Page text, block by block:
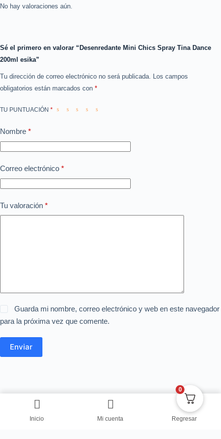
No hay valoraciones aún.
Sé el primero en valorar “Desenredante Mini Chics Spray Tina Dance
200ml esika”
Tu dirección de correo electrónico no será publicada. Los campos
obligatorios están marcados con *
TU PUNTUACIÓN *
Nombre *
Correo electrónico *
Tu valoración *
Guarda mi nombre, correo electrónico y web en este navegador
para la próxima vez que comente.
Enviar
Inicio Mi cuenta Regresar
0